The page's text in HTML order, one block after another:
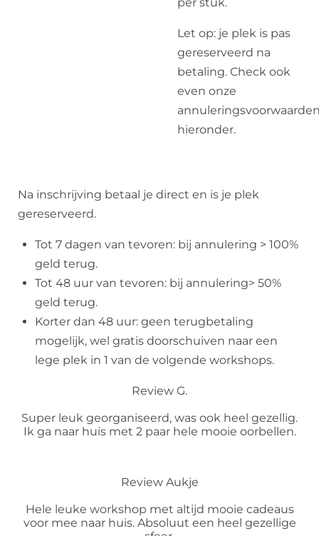
Let op: je plek is pas
gereserveerd na
betaling. Check ook
even onze
hieronder.
Na inschrijving betaal je direct en is je plek
gereserveerd.
Tot 7 dagen van tevoren: bij annulering > 100%
geld terug.
Tot 48 uur van tevoren: bij annulering> 50%
geld terug.
Korter dan 48 uur: geen terugbetaling
mogelijk, wel gratis doorschuiven naar een
lege plek in 1 van de volgende workshops.
Review G.
Super leuk georganiseerd, was ook heel gezellig.
Ik ga naar huis met 2 paar hele mooie oorbellen.
Review Aukje
Hele leuke workshop met altijd mooie cadeaus
voor mee naar huis. Absoluut een heel gezellige